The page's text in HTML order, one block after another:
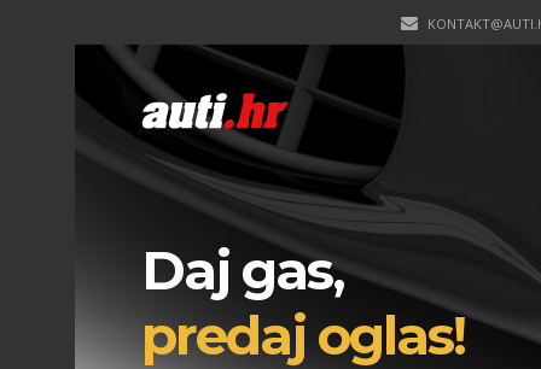
Daj gas,
predaj oglas!